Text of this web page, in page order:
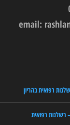
email:
רפואית בהריון
רשלנות רפואית